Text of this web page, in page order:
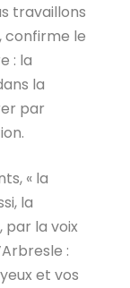
travaillons
confirme le
: la
la
par
« la
la
la voix
:
et vos